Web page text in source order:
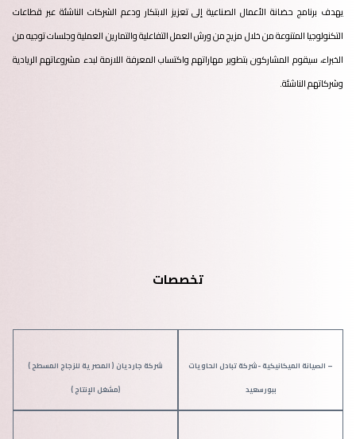
يهدف برنامج حضانة الأعمال الصناعية إلى تعزيز الابتكار ودعم الشركات الناشئة عبر قطاعات
التكنولوجيا المتنوعة من خلال مزيج من ورش العمل التفاعلية والتمارين العملية وجلسات توجيه من
الخبراء، سيقوم المشاركون بتطوير مهاراتهم واكتساب المعرفة اللازمة لبدء مشروعاتهم الريادية
وشركاتهم الناشئة.
تخصصات
– الصيانة الميكانيكية -شركة تبادل الحاويات
ببورسعيد
شركة جارديان ( المصرية للزجاج المسطح )
(مشغل الإنتاج )